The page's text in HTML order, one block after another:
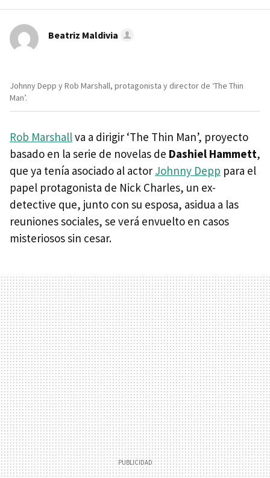
Beatriz Maldivia
Johnny Depp y Rob Marshall, protagonista y director de ‘The Thin
Man’.
Rob Marshallva a dirigir ‘The Thin Man’, proyecto
basado en la serie de novelas de Dashiel Hammett,
que ya tenía asociado al actor Johnny Depp para el
papel protagonista de Nick Charles, un ex-
detective que, junto con su esposa, asidua a las
reuniones sociales, se verá envuelto en casos
misteriosos sin cesar.